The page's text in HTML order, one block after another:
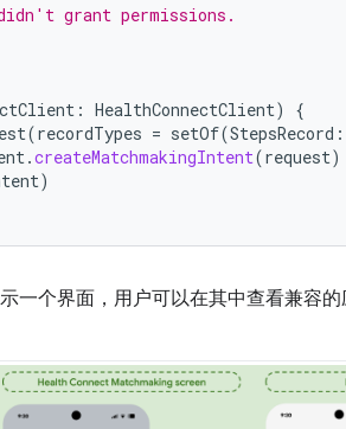
grant permissions.
: HealthConnectClient)
{
(recordTypes = setOf(StepsRecord
.createMatchmakingIntent(request)
)
一个界面，用户可以在其中查看兼容